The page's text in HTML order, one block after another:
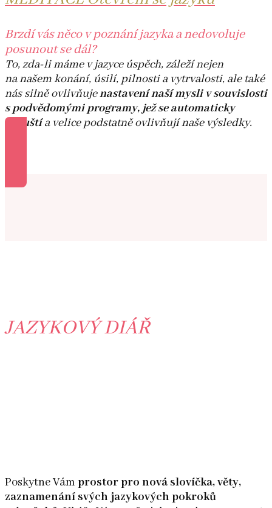
Brzdí vás něco v poznání jazyka a nedovoluje
posunout se dál?
To, zda-li máme v jazyce úspěch, záleží nejen
na našem konání, úsilí, pilnosti a vytrvalosti, ale také
nás silně ovlivňujenastavení naší mysli v souvislosti
s podvědomými programy, jež se automaticky
spouštía velice podstatně ovlivňují naše výsledky.
JAZYKOVÝ DIÁŘ
Poskytne Vám prostor pro nová slovíčka, věty,
zaznamenání svých jazykových pokroků